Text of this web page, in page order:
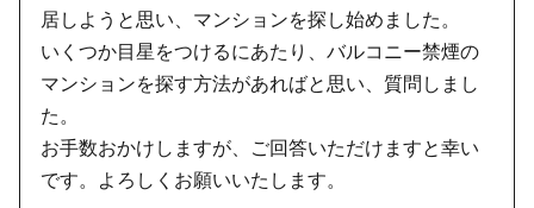
居しようと思い、マンションを探し始めました。
いくつか目星をつけるにあたり、バルコニー禁煙の
マンションを探す方法があればと思い、質問しまし
た。
お手数おかけしますが、ご回答いただけますと幸い
です。よろしくお願いいたします。